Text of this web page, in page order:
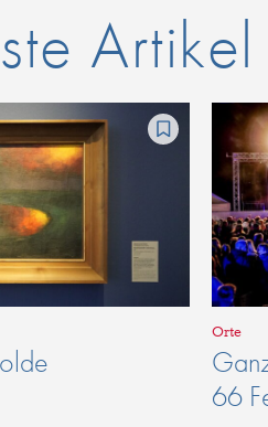
Artikel
Orte
66